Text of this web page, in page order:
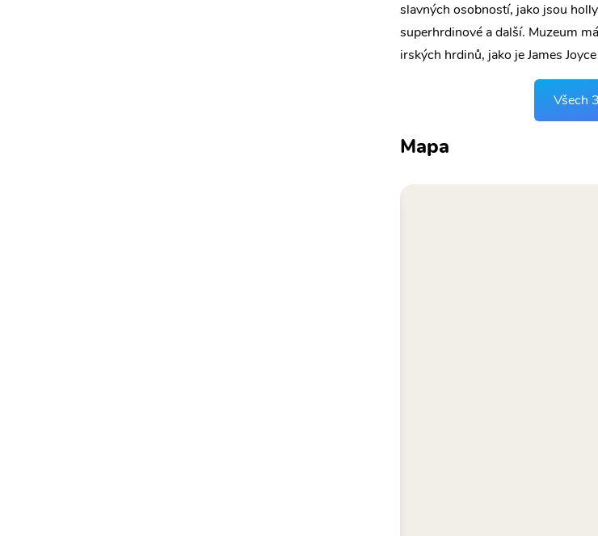
slavných osobností, jako jsou
superhrdinové a další. Muzeum
irských hrdinů, jako je James
Všech
Mapa